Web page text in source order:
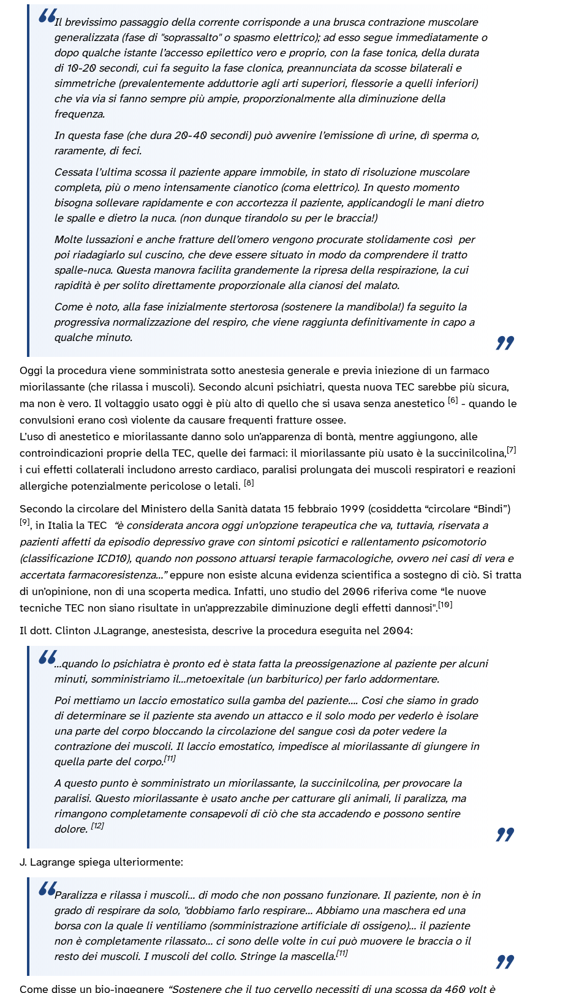
Il brevissimo passaggio della corrente corrisponde a una brusca contrazione muscolare
generalizzata (fase di "soprassalto" o spasmo elettrico); ad esso segue immediatamente o
dopo qualche istante l’accesso epilettico vero e proprio, con la fase tonica, della durata
di 10-20 secondi, cui fa seguito la fase clonica, preannunciata da scosse bilaterali e
simmetriche (prevalentemente adduttorie agli arti superiori, flessorie a quelli inferiori)
che via via si fanno sempre più ampie, proporzionalmente alla diminuzione della
frequenza.
In questa fase (che dura 20-40 secondi) può avvenire l’emissione dì urine, dì sperma o,
raramente, di feci.
Cessata l’ultima scossa il paziente appare immobile, in stato di risoluzione muscolare
completa, più o meno intensamente cianotico (coma elettrico). In questo momento
bisogna sollevare rapidamente e con accortezza il paziente, applicandogli le mani dietro
le spalle e dietro la nuca. (non dunque tirandolo su per le braccia!)
Molte lussazioni e anche fratture dell’omero vengono procurate stolidamente così per
poi riadagiarlo sul cuscino, che deve essere situato in modo da comprendere il tratto
spalle-nuca. Questa manovra facilita grandemente la ripresa della respirazione, la cui
rapidità è per solito direttamente proporzionale alla cianosi del malato.
Come è noto, alla fase inizialmente stertorosa (sostenere la mandibola!) fa seguito la
progressiva normalizzazione del respiro, che viene raggiunta definitivamente in capo a
qualche minuto.
Oggi la procedura viene somministrata sotto anestesia generale e previa iniezione di un farmaco
miorilassante (che rilassa i muscoli). Secondo alcuni psichiatri, questa nuova TEC sarebbe più sicura,
ma non è vero. Il voltaggio usato oggi è più alto di quello che si usava senza anestetico
[6]
- quando le
convulsioni erano così violente da causare frequenti fratture ossee.
L’uso di anestetico e miorilassante danno solo un’apparenza di bontà, mentre aggiungono, alle
controindicazioni proprie della TEC, quelle dei farmaci: il miorilassante più usato è la succinilcolina, [7]
i cui effetti collaterali includono arresto cardiaco, paralisi prolungata dei muscoli respiratori e reazioni
allergiche potenzialmente pericolose o letali.
[8]
Secondo la circolare del Ministero della Sanità datata 15 febbraio 1999 (cosiddetta “circolare “Bindi”)
[9] , in Italia la TEC
“è considerata ancora oggi un’opzione terapeutica che va, tuttavia, riservata a
pazienti affetti da episodio depressivo grave con sintomi psicotici e rallentamento psicomotorio
(classificazione ICD10), quando non possono attuarsi terapie farmacologiche, ovvero nei casi di vera e
accertata farmacoresistenza…”eppure non esiste alcuna evidenza scientifica a sostegno di ciò. Si tratta
di un’opinione, non di una scoperta medica. Infatti, uno studio del 2006 riferiva come “le nuove
tecniche TEC non siano risultate in un’apprezzabile diminuzione degli effetti dannosi". [10]
Il dott. Clinton J.Lagrange, anestesista, descrive la procedura eseguita nel 2004:
…quando lo psichiatra è pronto ed è stata fatta la preossigenazione al paziente per alcuni
minuti, somministriamo il…metoexitale (un barbiturico) per farlo addormentare.
Poi mettiamo un laccio emostatico sulla gamba del paziente…. Cosi che siamo in grado
di determinare se il paziente sta avendo un attacco e il solo modo per vederlo è isolare
una parte del corpo bloccando la circolazione del sangue così da poter vedere la
contrazione dei muscoli. Il laccio emostatico, impedisce al miorilassante di giungere in
quella parte del corpo.[11]
A questo punto è somministrato un miorilassante, la succinilcolina, per provocare la
paralisi. Questo miorilassante è usato anche per catturare gli animali, li paralizza, ma
rimangono completamente consapevoli di ciò che sta accadendo e possono sentire
dolore. [12]
J. Lagrange spiega ulteriormente:
Paralizza e rilassa i muscoli… di modo che non possano funzionare. Il paziente, non è in
grado di respirare da solo, "dobbiamo farlo respirare… Abbiamo una maschera ed una
borsa con la quale li ventiliamo (somministrazione artificiale di ossigeno)… il paziente
non è completamente rilassato… ci sono delle volte in cui può muovere le braccia o il
resto dei muscoli. I muscoli del collo. Stringe la mascella.[11]
Come disse un bio-ingegnere “Sostenere che il tuo cervello necessiti di una scossa da 460 volt è